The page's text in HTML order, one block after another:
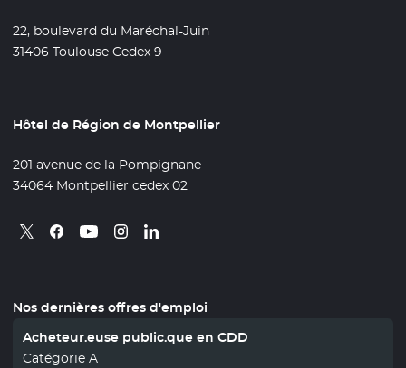
22, boulevard du Maréchal-Juin
31406 Toulouse Cedex 9
Hôtel de Région de Montpellier
201 avenue de la Pompignane
34064 Montpellier cedex 02
Retrouvez nous sur X
- Nouvelle fenêtre
Retrouvez nous sur Facebook
- Nouvelle fenêtre
Retrouvez nous sur Youtube
- Nouvelle fenêtre
Retrouvez nous sur Instagram
- Nouvelle fenêtre
Retrouvez nous sur Linkedin
- Nouvelle fenêtre
Nos dernières offres d'emploi
Acheteur.euse public.que en CDD
Catégorie A